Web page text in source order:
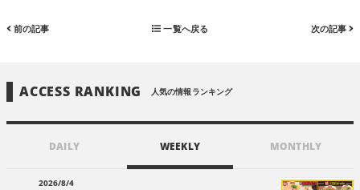
前の記事 一覧へ戻る 次の記事
ACCESS RANKING 人気の情報ランキング
DAILY WEEKLY MONTHLY
2026/8/4